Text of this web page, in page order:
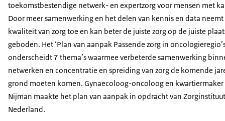
toekomstbestendige netwerk- en expertzorg voor mensen met
Door meer samenwerking en het delen van kennis en data neemt
kwaliteit van zorg toe en kan beter de juiste zorg op de juiste
geboden. Het ‘Plan van aanpak Passende zorg in
onderscheidt 7 thema’s waarmee verbeterde samenwerking
netwerken en concentratie en spreiding van zorg de komende
grond moeten komen. Gynaecoloog-oncoloog en kwartiermaker
Nijman maakte het plan van aanpak in opdracht van Zorginstituut
Nederland.